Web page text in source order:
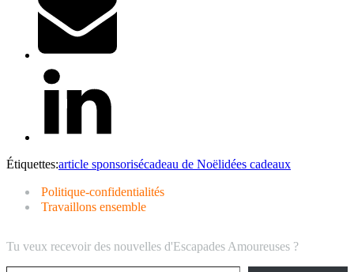
Étiquettes:article sponsorisécadeau de Noëlidées cadeaux
Politique-confidentialités
Travaillons ensemble
Tu veux recevoir des nouvelles d'Escapades Amoureuses ?
Saisissez votre adresse e-mail…